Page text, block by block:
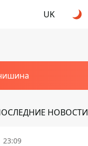
UK
НОВОСТИ
23:09